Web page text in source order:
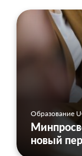
Образование
новый